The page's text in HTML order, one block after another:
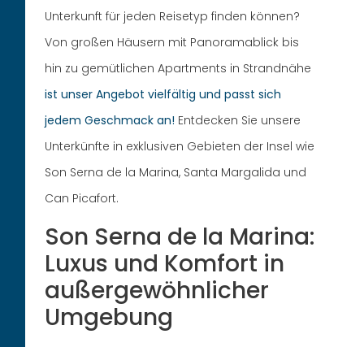
Unterkunft für jeden Reisetyp finden können?
Von großen Häusern mit Panoramablick bis
hin zu gemütlichen Apartments in Strandnähe
ist unser Angebot vielfältig und passt sich
jedem Geschmack an! Entdecken Sie unsere
Unterkünfte in exklusiven Gebieten der Insel wie
Son Serna de la Marina, Santa Margalida und
Can Picafort.
Son Serna de la Marina:
Luxus und Komfort in
außergewöhnlicher
Umgebung